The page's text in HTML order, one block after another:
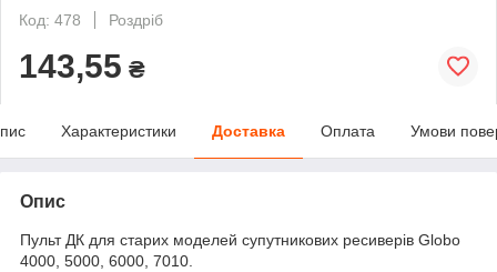
Код: 478
Роздріб
143,55 ₴
Характеристики Доставка Оплата Умови
Опис
Пульт ДК для старих моделей супутникових ресиверів Globo
4000, 5000, 6000, 7010.